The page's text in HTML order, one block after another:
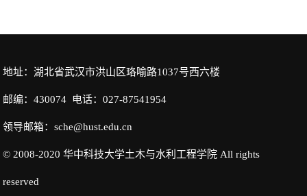
地址：湖北省武汉市洪山区珞喻路1037号西六楼
邮编：430074 电话：027-87541954
领导邮箱：sche@hust.edu.cn
© 2008-2020 华中科技大学土木与水利工程学院 All rights
reserved